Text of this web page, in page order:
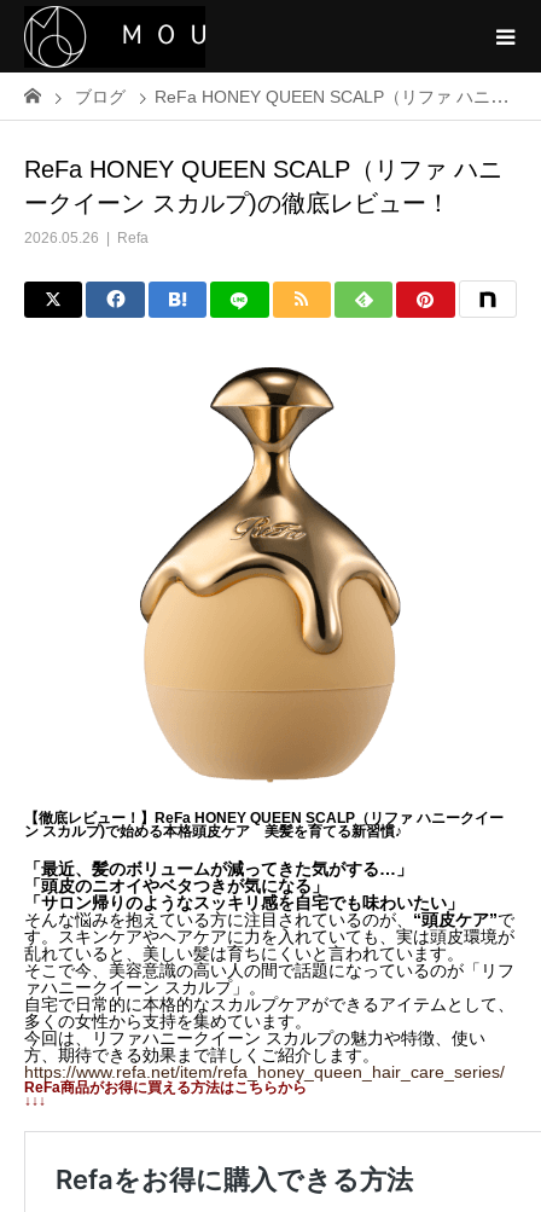
ブログ ReFa HONEY QUEEN SCALP（リファ ハニークイーン スカルプ)の徹底レビュー！
ReFa HONEY QUEEN SCALP（リファ ハニ
ークイーン スカルプ)の徹底レビュー！
2026.05.26 Refa
【徹底レビュー！】ReFa HONEY QUEEN SCALP（リファ ハニークイー
ン スカルプ)で始める本格頭皮ケア 美髪を育てる新習慣♪
「最近、髪のボリュームが減ってきた気がする…」
「頭皮のニオイやベタつきが気になる」
「サロン帰りのようなスッキリ感を自宅でも味わいたい」
そんな悩みを抱えている方に注目されているのが、 “頭皮ケア”で
す。スキンケアやヘアケアに力を入れていても、実は頭皮環境が
乱れていると、美しい髪は育ちにくいと言われています。
そこで今、美容意識の高い人の間で話題になっているのが「リフ
ァハニークイーン スカルプ」。
自宅で日常的に本格的なスカルプケアができるアイテムとして、
多くの女性から支持を集めています。
今回は、リファハニークイーン スカルプの魅力や特徴、使い
方、期待できる効果まで詳しくご紹介します。
https://www.refa.net/item/refa_honey_queen_hair_care_series/
ReFa商品がお得に買える方法はこちらから
↓↓↓